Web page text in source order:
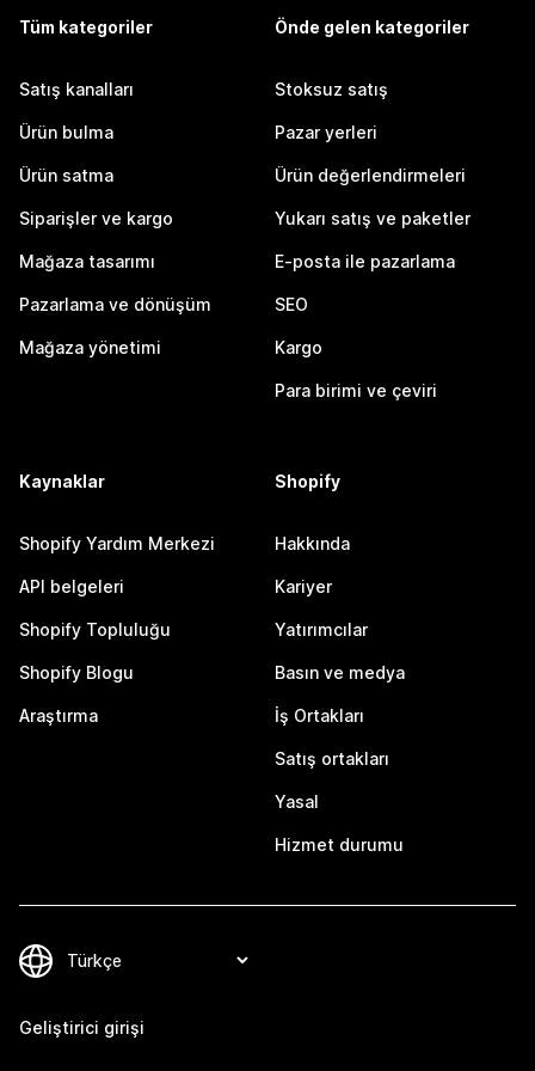
Tüm kategoriler
Satış kanalları
Ürün bulma
Ürün satma
Siparişler ve kargo
Mağaza tasarımı
Pazarlama ve dönüşüm
Mağaza yönetimi
Önde gelen kategoriler
Stoksuz satış
Pazar yerleri
Ürün değerlendirmeleri
Yukarı satış ve paketler
E-posta ile pazarlama
SEO
Kargo
Para birimi ve çeviri
Kaynaklar
Shopify Yardım Merkezi
API belgeleri
Shopify Topluluğu
Shopify Blogu
Araştırma
Shopify
Hakkında
Kariyer
Yatırımcılar
Basın ve medya
İş Ortakları
Satış ortakları
Yasal
Hizmet durumu
Geliştirici girişi